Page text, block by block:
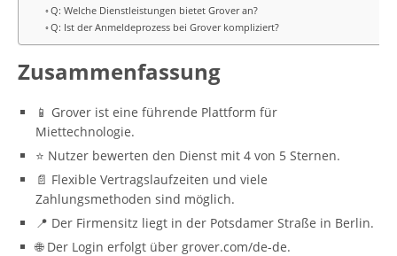
Q: Welche Dienstleistungen bietet Grover an?
Q: Ist der Anmeldeprozess bei Grover kompliziert?
Zusammenfassung
📱 Grover ist eine führende Plattform für
Miettechnologie.
⭐ Nutzer bewerten den Dienst mit 4 von 5 Sternen.
📄 Flexible Vertragslaufzeiten und viele
Zahlungsmethoden sind möglich.
📍 Der Firmensitz liegt in der Potsdamer Straße in Berlin.
🌐 Der Login erfolgt über grover.com/de-de.